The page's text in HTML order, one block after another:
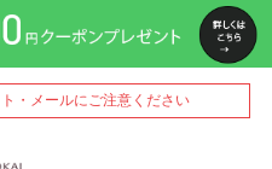
・メールにご注意ください
ペー
ジト
ップ
へ